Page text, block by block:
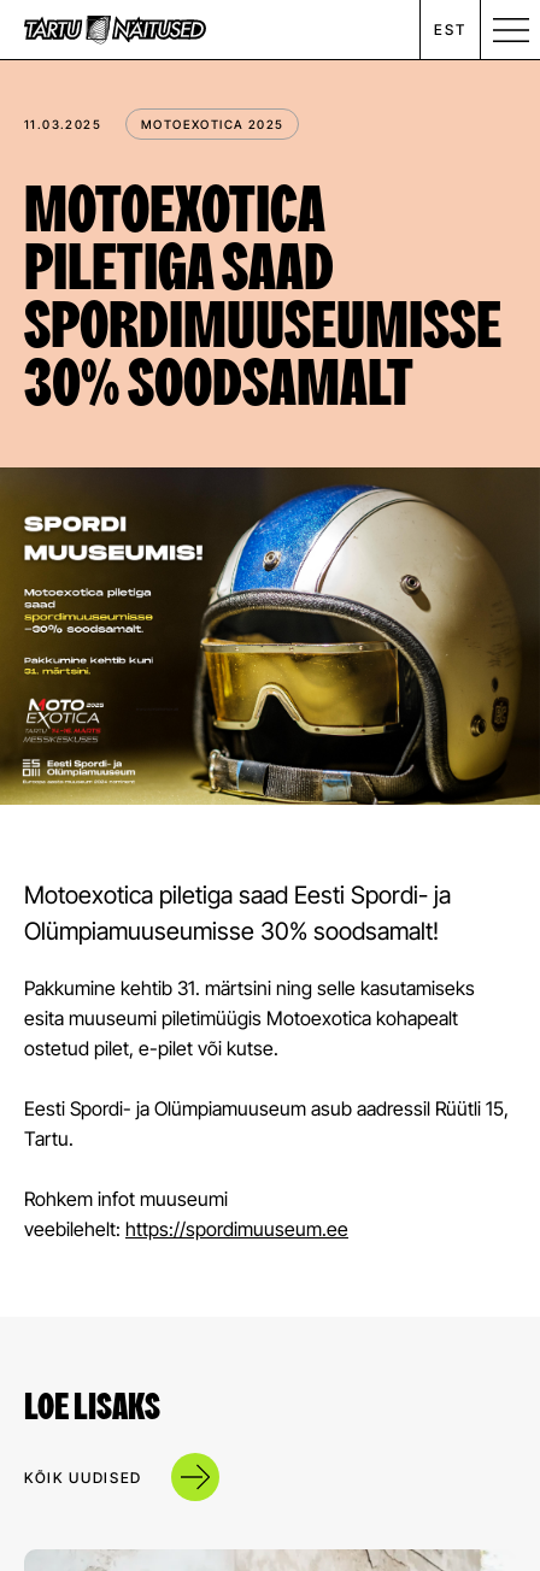
MESSIKALENDER
RENT
ETTEVÕTTEST
UUDISED
KONTAKT
EST
11.03.2025 MOTOEXOTICA 2025
MOTOEXOTICA
PILETIGA SAAD
SPORDIMUUSEUMISSE
30% SOODSAMALT
Motoexotica piletiga saad Eesti Spordi- ja
Olümpiamuuseumisse 30% soodsamalt!
Pakkumine kehtib 31. märtsini ning selle kasutamiseks
esita muuseumi piletimüügis Motoexotica kohapealt
ostetud pilet, e-pilet või kutse.
Eesti Spordi- ja Olümpiamuuseum asub aadressil Rüütli 15,
Tartu.
Rohkem infot muuseumi
veebilehelt: https://spordimuuseum.ee
LOE LISAKS
KÕIK UUDISED